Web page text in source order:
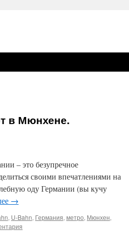
в Мюнхене.
– это безупречное
своими впечатлениями на
оду Германии (вы кучу
→
, U-Bahn, Германия, метро, Мюнхен,